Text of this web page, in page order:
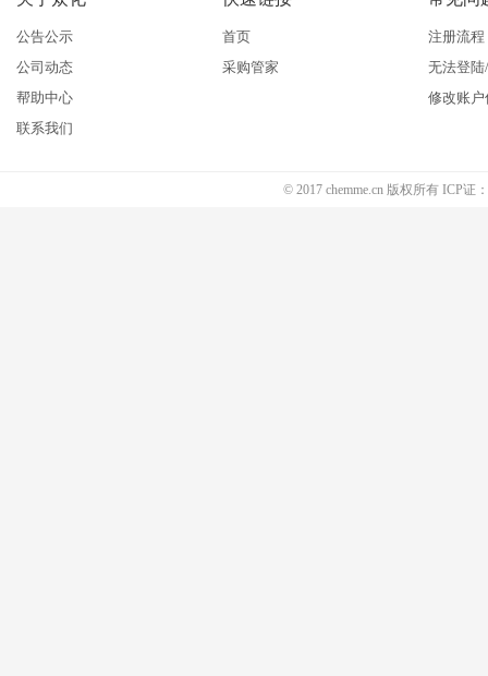
公告公示
公司动态
帮助中心
联系我们
首页
采购管家
注册流程
无法登
修改账户
© 2017 chemme.cn 版权所有 ICP证：